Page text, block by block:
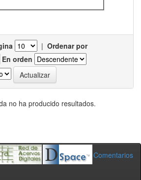
| Ordenar por
En orden
no ha producido resultados.
Comentarios